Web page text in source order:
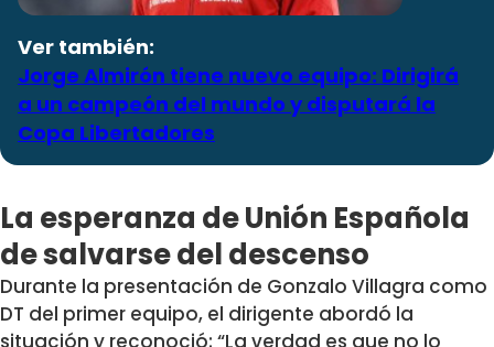
Ver también:
Jorge Almirón tiene nuevo equipo: Dirigirá
a un campeón del mundo y disputará la
Copa Libertadores
La esperanza de Unión Española
de salvarse del descenso
Durante la presentación de Gonzalo Villagra como
DT del primer equipo, el dirigente abordó la
situación y reconoció: “La verdad es que no lo